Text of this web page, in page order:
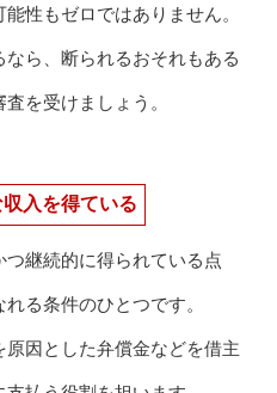
性もゼロではありません。
ら、断られるおそれもある
を受けましょう。
入を得ている
継続的に得られている点
る条件のひとつです。
因とした弁償金などを借主